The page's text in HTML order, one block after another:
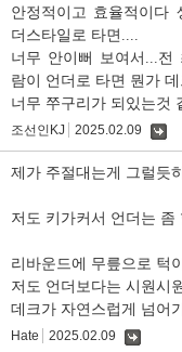
안정적이고 효율적이다
더스타일로 타면....
너무 안이뻐 보여서...전
람이 언더로 타면 뭔가 데
너무 쭈구리가 되있는것
조선인KJ 2025.02.09
제가 주절대는게 그럴듯
저도 키가커서 언더는 좀
리바운드에 무릎으로 턱
저도 언더보다는 시원시
데크가 자연스럽게 넘어
Hate 2025.02.09